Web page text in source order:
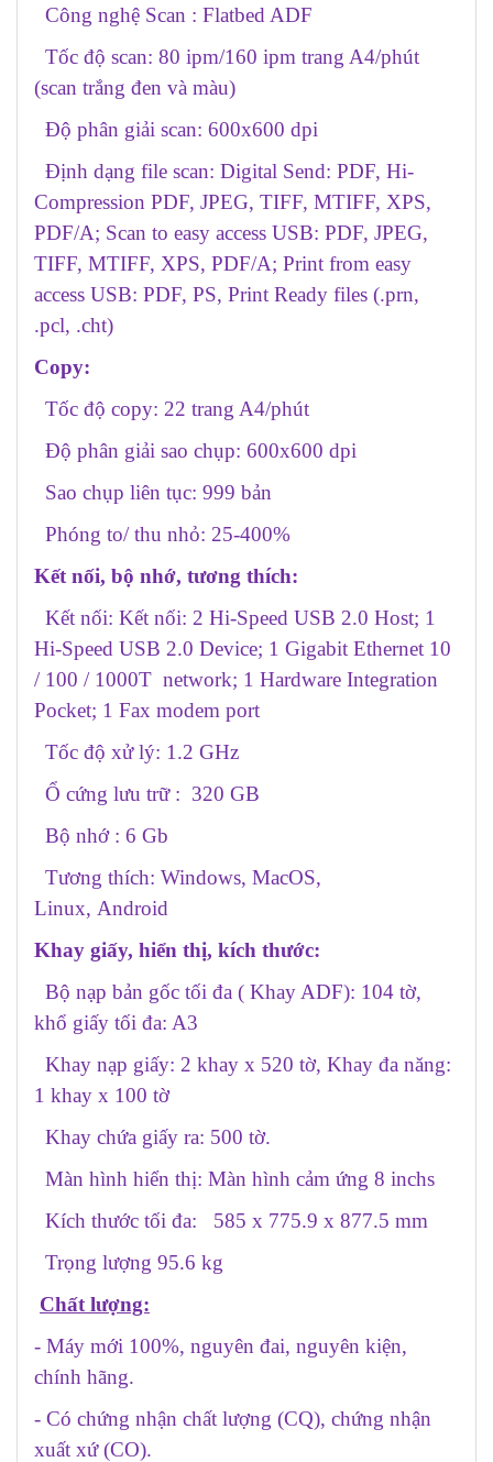
Công nghệ Scan : Flatbed ADF
Tốc độ scan: 80 ipm/160 ipm trang A4/phút
(scan trắng đen và màu)
Độ phân giải scan: 600x600 dpi
Định dạng file scan: Digital Send: PDF, Hi-
Compression PDF, JPEG, TIFF, MTIFF, XPS,
PDF/A; Scan to easy access USB: PDF, JPEG,
TIFF, MTIFF, XPS, PDF/A; Print from easy
access USB: PDF, PS, Print Ready files (.prn,
.pcl, .cht)
Copy:
Tốc độ copy: 22 trang A4/phút
Độ phân giải sao chụp: 600x600 dpi
Sao chụp liên tục: 999 bản
Phóng to/ thu nhỏ: 25-400%
Kết nối, bộ nhớ, tương thích:
Kết nối: Kết nối: 2 Hi-Speed USB 2.0 Host; 1
Hi-Speed USB 2.0 Device; 1 Gigabit Ethernet 10
/ 100 / 1000T network; 1 Hardware Integration
Pocket; 1 Fax modem port
Tốc độ xử lý: 1.2 GHz
Ổ cứng lưu trữ : 320 GB
Bộ nhớ : 6 Gb
Tương thích: Windows, MacOS,
Linux, Android
Khay giấy, hiển thị, kích thước:
Bộ nạp bản gốc tối đa ( Khay ADF): 104 tờ,
khổ giấy tối đa: A3
Khay nạp giấy: 2 khay x 520 tờ, Khay đa năng:
1 khay x 100 tờ
Khay chứa giấy ra: 500 tờ.
Màn hình hiển thị: Màn hình cảm ứng 8 inchs
Kích thước tối đa: 585 x 775.9 x 877.5 mm
Trọng lượng 95.6 kg
Chất lượng:
- Máy mới 100%, nguyên đai, nguyên kiện,
chính hãng.
- Có chứng nhận chất lượng (CQ), chứng nhận
xuất xứ (CO).